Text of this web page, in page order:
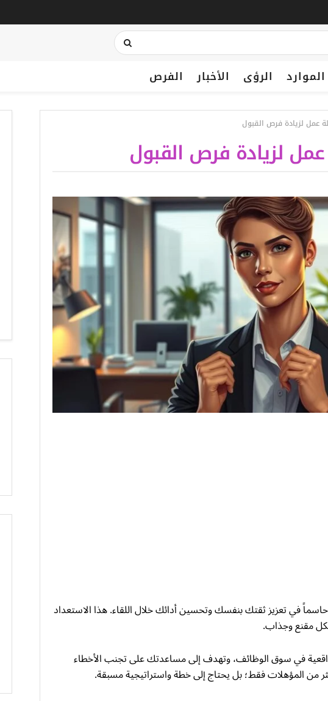
الموارد الرؤى الأخبار الفرص
عمل لزيادة فرص القبول
لزيادة فرص القبول
في تعزيز ثقتك بنفسك وتحسين أدائك خلال اللقاء. هذا الاستعداد
مقنع وجذاب.
في سوق الوظائف، وتهدف إلى مساعدتك على تجنب الأخطاء
من المؤهلات فقط؛ بل يحتاج إلى خطة واستراتيجية مسبقة.